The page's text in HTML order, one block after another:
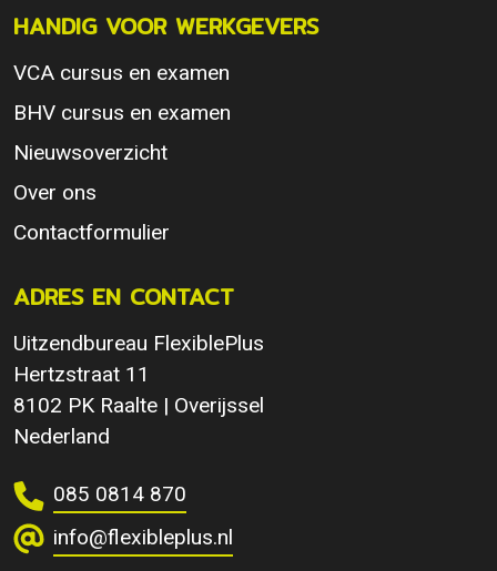
HANDIG VOOR WERKGEVERS
VCA cursus en examen
BHV cursus en examen
Nieuwsoverzicht
Over ons
Contactformulier
ADRES EN CONTACT
Uitzendbureau FlexiblePlus
Hertzstraat 11
8102 PK Raalte | Overijssel
Nederland
085 0814 870
info@flexibleplus.nl